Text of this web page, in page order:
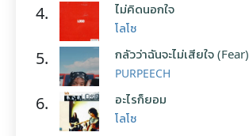
4. ไม่คิดนอกใจ
โลโซ
5. กลัวว่าฉันจะไม่เสียใจ (Fear)
PURPEECH
6. อะไรก็ยอม
โลโซ